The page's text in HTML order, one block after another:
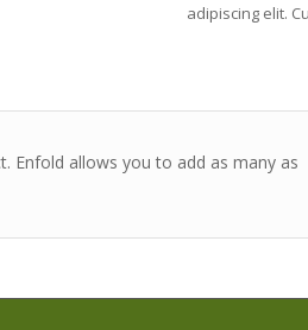
adipiscing elit.
Enfold allows you to add as many as